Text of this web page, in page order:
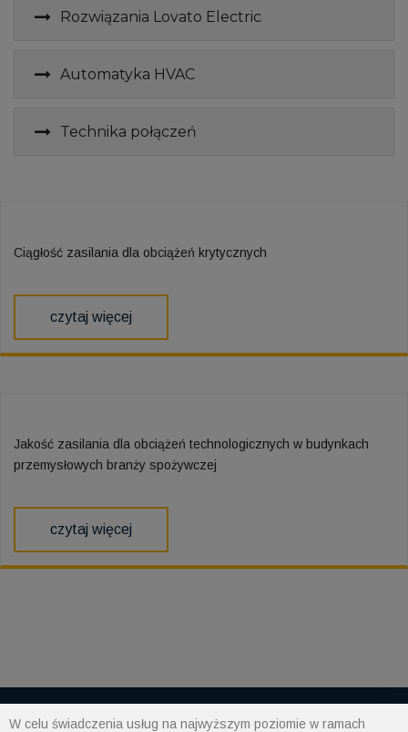
W celu świadczenia usług na najwyższym poziomie w ramach
Rozwiązania Lovato Electric
Automatyka HVAC
Technika połączeń
Ciągłość zasilania dla obciążeń krytycznych
czytaj więcej
Jakość zasilania dla obciążeń technologicznych w budynkach
przemysłowych branży spożywczej
czytaj więcej